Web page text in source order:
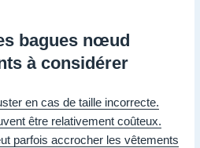
bagues nœud
à considérer
en cas de taille incorrecte.
être relativement coûteux.
parfois accrocher les vêtements